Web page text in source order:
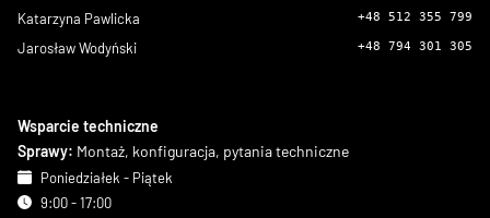
Katarzyna Pawlicka +48 512 355 799
Jarosław Wodyński +48 794 301 305
Wsparcie techniczne
Sprawy: Montaż, konfiguracja, pytania techniczne
Poniedziałek - Piątek
9:00 - 17:00